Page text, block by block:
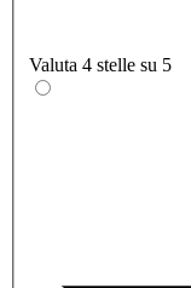
Valuta 4 stelle su 5